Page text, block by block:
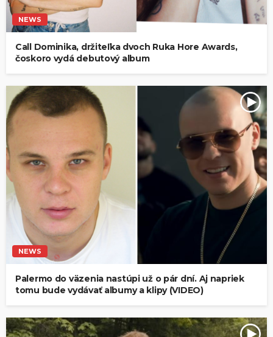
NEWS
Call Dominika, držiteľka dvoch Ruka Hore Awards,
čoskoro vydá debutový album
NEWS
Palermo do väzenia nastúpi už o pár dní. Aj napriek
tomu bude vydávať albumy a klipy (VIDEO)